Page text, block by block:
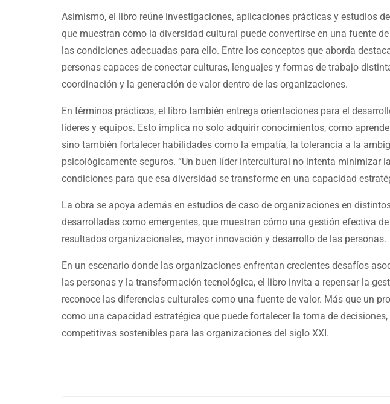
Asimismo, el libro reúne investigaciones, aplicaciones prácticas y estudios
que muestran cómo la diversidad cultural puede convertirse en una fuente
las condiciones adecuadas para ello. Entre los conceptos que aborda
personas capaces de conectar culturas, lenguajes y formas de trabajo
coordinación y la generación de valor dentro de las organizaciones.
En términos prácticos, el libro también entrega orientaciones para el
líderes y equipos. Esto implica no solo adquirir conocimientos, como
sino también fortalecer habilidades como la empatía, la tolerancia a la
psicológicamente seguros. “Un buen líder intercultural no intenta minimizar
condiciones para que esa diversidad se transforme en una capacidad
La obra se apoya además en estudios de caso de organizaciones en
desarrolladas como emergentes, que muestran cómo una gestión efectiva
resultados organizacionales, mayor innovación y desarrollo de las personas.
En un escenario donde las organizaciones enfrentan crecientes desafíos
las personas y la transformación tecnológica, el libro invita a repensar la
reconoce las diferencias culturales como una fuente de valor. Más que un
como una capacidad estratégica que puede fortalecer la toma de
competitivas sostenibles para las organizaciones del siglo XXI.